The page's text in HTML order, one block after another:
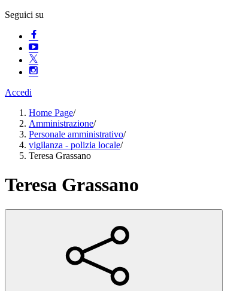
Seguici su
Accedi
Home Page/
Amministrazione/
Personale amministrativo/
vigilanza - polizia locale/
Teresa Grassano
Teresa Grassano